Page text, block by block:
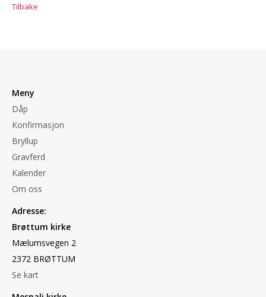
Tilbake
Meny
Dåp
Konfirmasjon
Bryllup
Gravferd
Kalender
Om oss
Adresse:
Brøttum kirke
Mælumsvegen 2
2372 BRØTTUM
Se kart